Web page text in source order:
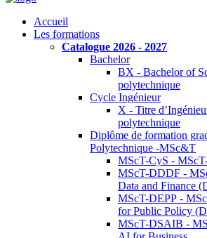
Accueil
Les formations
Catalogue 2026 - 2027
Bachelor
BX - Bachelor of
polytechnique
Cycle Ingénieur
X - Titre
polytechnique
Diplôme de formation
Polytechnique -MSc&T
MScT-CyS -
MScT-DDDF -
Data and Finance
MScT-DEPP -
for Public Policy
MScT-DSAIB -